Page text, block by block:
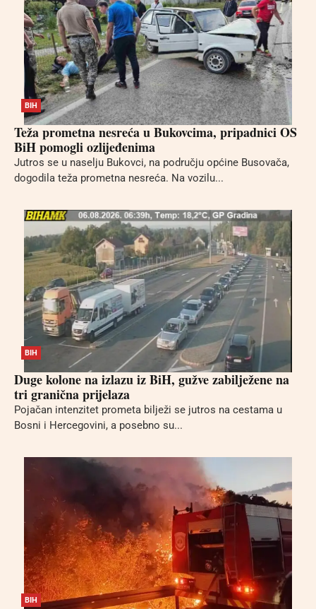
BIH
Teža prometna nesreća u Bukovcima, pripadnici OS
BiH pomogli ozlijeđenima
Jutros se u naselju Bukovci, na području općine Busovača,
dogodila teža prometna nesreća. Na vozilu...
BIH
Duge kolone na izlazu iz BiH, gužve zabilježene na
tri granična prijelaza
Pojačan intenzitet prometa bilježi se jutros na cestama u
Bosni i Hercegovini, a posebno su...
BIH